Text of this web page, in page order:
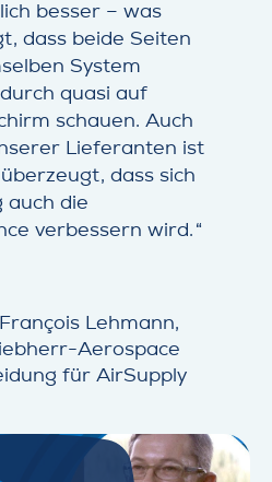
besser – was
dass beide Seiten
System
quasi auf
schauen. Auch
Lieferanten ist
dass sich
auch die
verbessern wird.
François Lehmann,
Aerospace
für AirSupply